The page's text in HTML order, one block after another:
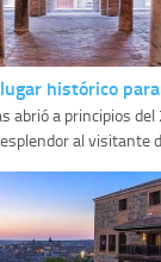
histórico
abrió a principios
al visitante